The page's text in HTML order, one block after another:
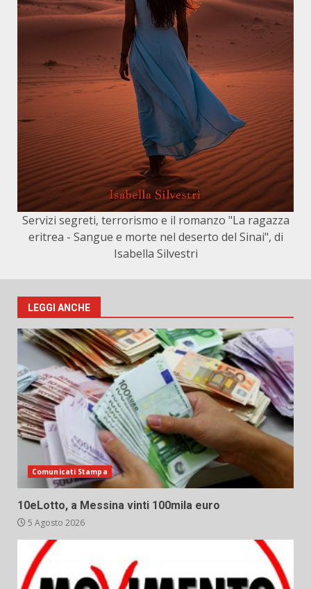
Servizi segreti, terrorismo e il romanzo "La ragazza
eritrea - Sangue e morte nel deserto del Sinai", di
Isabella Silvestri
LEGGI ANCHE
Comunicati Stampa
10eLotto, a Messina vinti 100mila euro
5 Agosto 2026